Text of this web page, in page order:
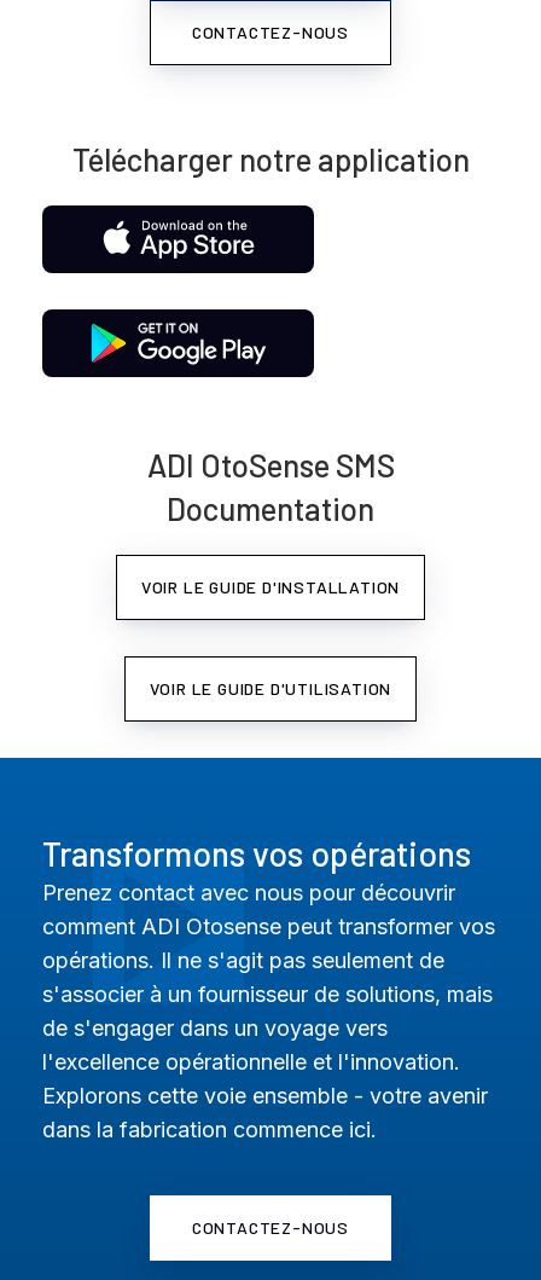
CONTACTEZ-NOUS
Télécharger notre application
ADI OtoSense SMS
Documentation
VOIR LE GUIDE D'INSTALLATION
VOIR LE GUIDE D'UTILISATION
Transformons vos opérations
Prenez contact avec nous pour découvrir
comment ADI Otosense peut transformer vos
opérations. Il ne s'agit pas seulement de
s'associer à un fournisseur de solutions, mais
de s'engager dans un voyage vers
l'excellence opérationnelle et l'innovation.
Explorons cette voie ensemble - votre avenir
dans la fabrication commence ici.
CONTACTEZ-NOUS